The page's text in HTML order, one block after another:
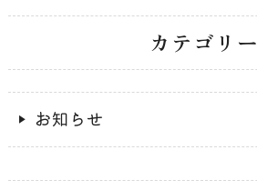
カテゴリー
お知らせ